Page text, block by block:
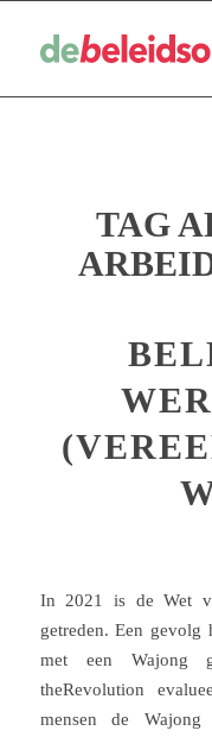
TAG
In 2021 is de Wet
getreden. Een gevolg
met een Wajong
theRevolution
mensen de